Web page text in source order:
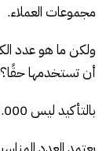
مجموعات العملاء.
ولكن ما هو عدد
أن تستخدمها حقًا؟
بالتأكيد ليس 20.000. ولا حتى 2000.